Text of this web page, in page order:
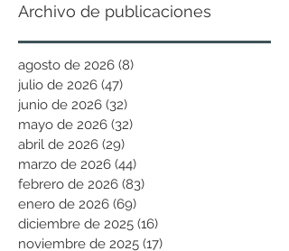
Archivo de publicaciones
agosto de 2026 (8)
julio de 2026 (47)
junio de 2026 (32)
mayo de 2026 (32)
abril de 2026 (29)
marzo de 2026 (44)
febrero de 2026 (83)
enero de 2026 (69)
diciembre de 2025 (16)
noviembre de 2025 (17)